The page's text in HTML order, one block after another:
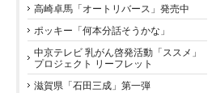
高崎卓馬「オートリバース」発売中
ポッキー「何本分話そうかな」
中京テレビ 乳がん啓発活動「ススメ」
プロジェクト リーフレット
滋賀県「石田三成」第一弾